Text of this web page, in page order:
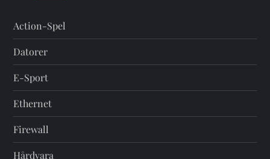
Action-Spel
Datorer
E-Sport
Ethernet
Firewall
Hårdvara